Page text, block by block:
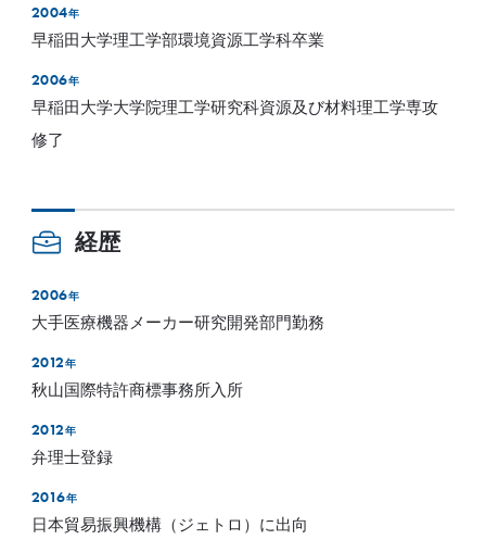
2004年
早稲田大学理工学部環境資源工学科卒業
2006年
早稲田大学大学院理工学研究科資源及び材料理工学専攻
修了
経歴
2006年
大手医療機器メーカー研究開発部門勤務
2012 年
秋山国際特許商標事務所入所
2012 年
弁理士登録
2016年
日本貿易振興機構（ジェトロ）に出向